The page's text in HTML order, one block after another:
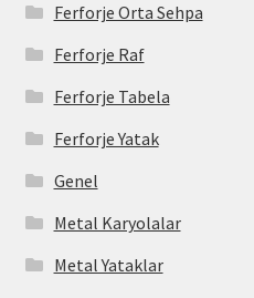
Ferforje Orta Sehpa
Ferforje Raf
Ferforje Tabela
Ferforje Yatak
Genel
Metal Karyolalar
Metal Yataklar